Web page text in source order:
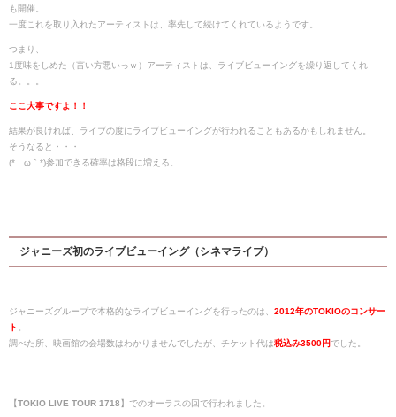
も開催。
一度これを取り入れたアーティストは、率先して続けてくれているようです。
つまり、
1度味をしめた（言い方悪いっｗ）アーティストは、ライブビューイングを繰り返してくれ
る。。。
ここ大事ですよ！！
結果が良ければ、ライブの度にライブビューイングが行われることもあるかもしれません。
そうなると・・・
(*´ω｀*)参加できる確率は格段に増える。
ジャニーズ初のライブビューイング（シネマライブ）
ジャニーズグループで本格的なライブビューイングを行ったのは、 2012年のTOKIOのコンサー
ト
調べた所、映画館の会場数はわかりませんでしたが、チケット代は税込み3500円でした。
【TOKIO LIVE TOUR 1718 】でのオーラスの回で行われました。